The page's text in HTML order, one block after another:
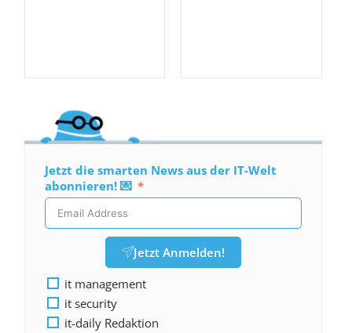
Jetzt die smarten News aus der IT-Welt
abonnieren! 💌
Jetzt Anmelden!
it management
it security
it-daily Redaktion